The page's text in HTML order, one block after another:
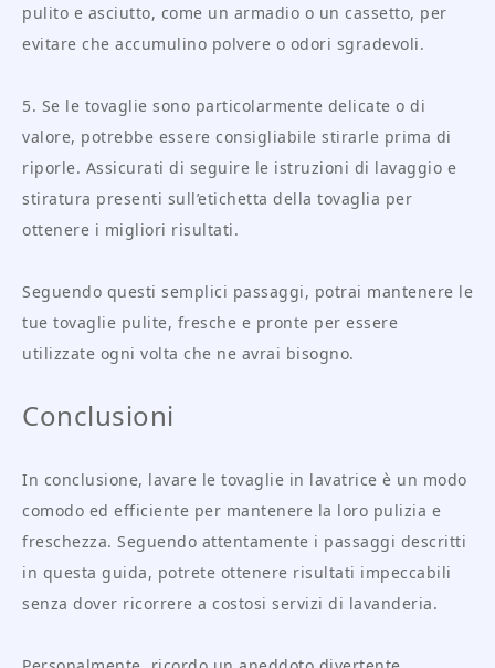
pulito e asciutto, come un armadio o un cassetto, per
evitare che accumulino polvere o odori sgradevoli.
5. Se le tovaglie sono particolarmente delicate o di
valore, potrebbe essere consigliabile stirarle prima di
riporle. Assicurati di seguire le istruzioni di lavaggio e
stiratura presenti sull’etichetta della tovaglia per
ottenere i migliori risultati.
Seguendo questi semplici passaggi, potrai mantenere le
tue tovaglie pulite, fresche e pronte per essere
utilizzate ogni volta che ne avrai bisogno.
Conclusioni
In conclusione, lavare le tovaglie in lavatrice è un modo
comodo ed efficiente per mantenere la loro pulizia e
freschezza. Seguendo attentamente i passaggi descritti
in questa guida, potrete ottenere risultati impeccabili
senza dover ricorrere a costosi servizi di lavanderia.